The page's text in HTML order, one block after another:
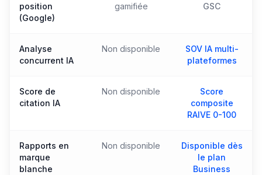
position
(Google)
gamifiée
GSC
Analyse
concurrent IA
Non disponible
SOV IA multi-
plateformes
Score de
citation IA
Non disponible
Score
composite
RAIVE 0-100
Rapports en
marque
blanche
Non disponible
Disponible dès
le plan
Business